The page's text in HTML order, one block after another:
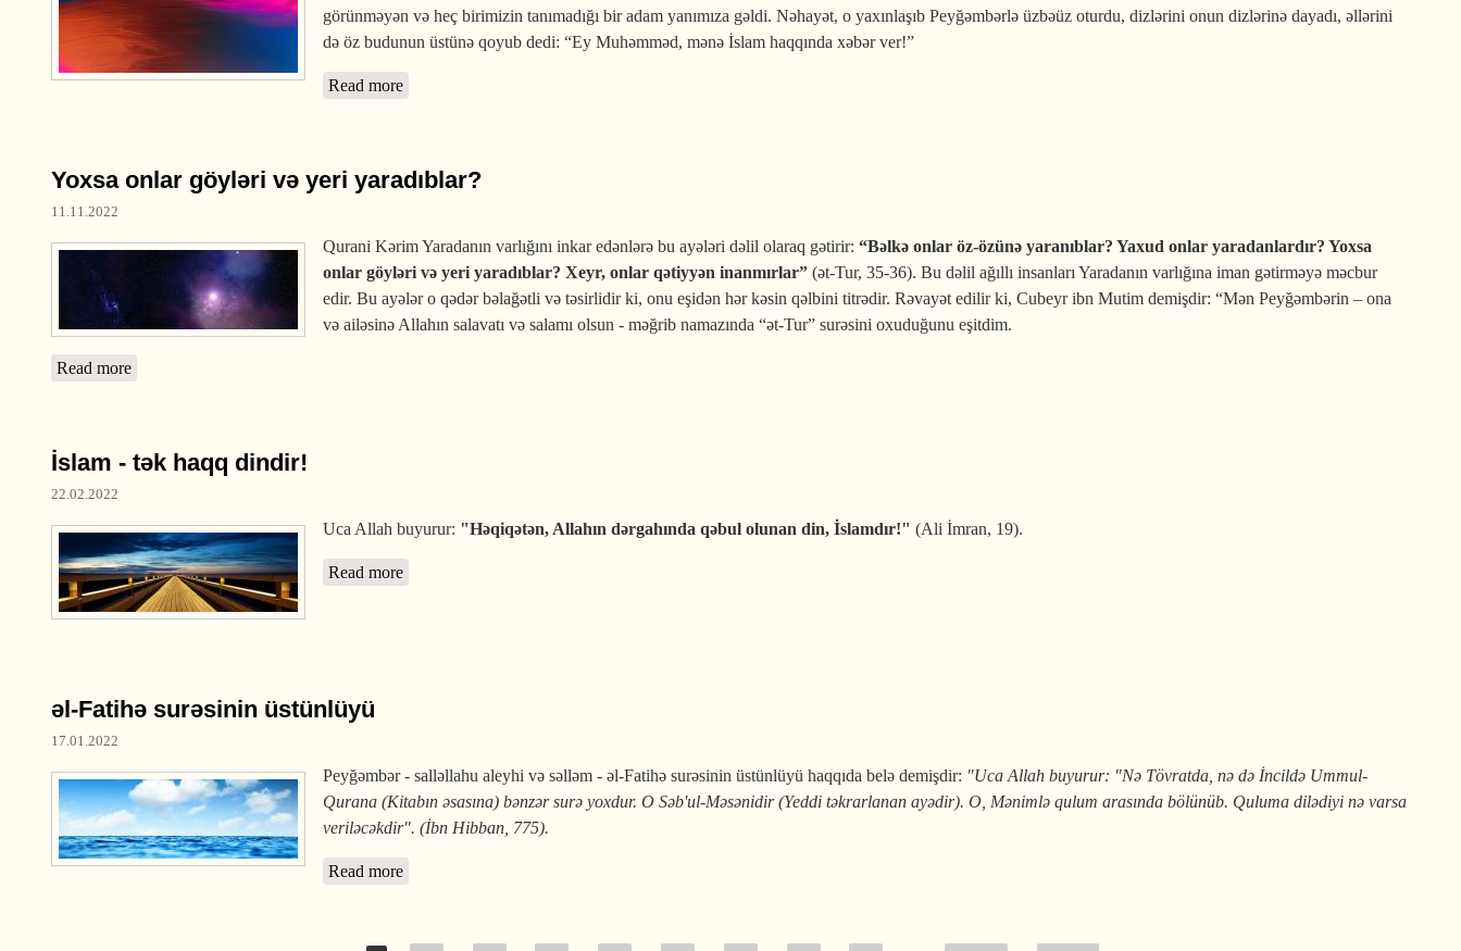
görünməyən və heç birimizin tanımadığı bir adam yanımıza gəldi. Nəhayət, o yaxınlaşıb Peyğəmbərlə üzbəüz oturdu, dizlərini onun dizlərinə dayadı, əllərini
də öz budunun üstünə qoyub dedi: “Ey Muhəmməd, mənə İslam haqqında xəbər ver!”
Read more
Yoxsa onlar göyləri və yeri yaradıblar?
11.11.2022
Qurani Kərim Yaradanın varlığını inkar edənlərə bu ayələri dəlil olaraq gətirir: “Bəlkə onlar öz-özünə yaranıblar? Yaxud onlar yaradanlardır? Yoxsa
onlar göyləri və yeri yaradıblar? Xeyr, onlar qətiyyən inanmırlar” (ət-Tur, 35-36). Bu dəlil ağıllı insanları Yaradanın varlığına iman gətirməyə məcbur
edir. Bu ayələr o qədər bəlağətli və təsirlidir ki, onu eşidən hər kəsin qəlbini titrədir. Rəvayət edilir ki, Cubeyr ibn Mutim demişdir: “Mən Peyğəmbərin – ona
və ailəsinə Allahın salavatı və salamı olsun - məğrib namazında “ət-Tur” surəsini oxuduğunu eşitdim.
Read more
İslam - tək haqq dindir!
22.02.2022
Uca Allah buyurur: "Həqiqətən, Allahın dərgahında qəbul olunan din, İslamdır!" (Ali İmran, 19).
Read more
əl-Fatihə surəsinin üstünlüyü
17.01.2022
Peyğəmbər - salləllahu aleyhi və səlləm - əl-Fatihə surəsinin üstünlüyü haqqıda belə demişdir: "Uca Allah buyurur: "Nə Tövratda, nə də İncildə Ummul-
Qurana (Kitabın əsasına) bənzər surə yoxdur. O Səb'ul-Məsənidir (Yeddi təkrarlanan ayədir). O, Mənimlə qulum arasında bölünüb. Quluma dilədiyi nə varsa
veriləcəkdir". (İbn Hibban, 775).
Read more